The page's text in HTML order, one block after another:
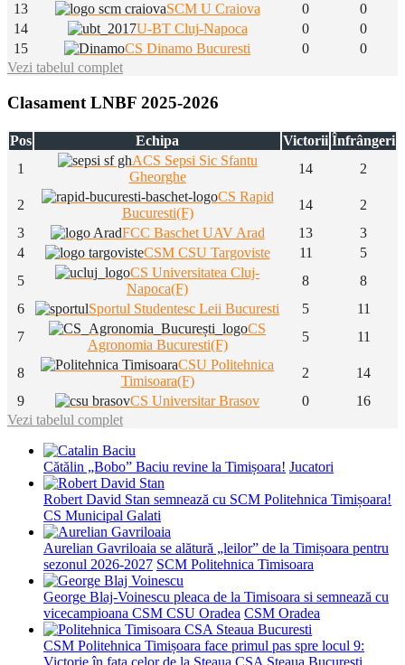
13
SCM U Craiova 0
0
14
U-BT Cluj-Napoca 0
0
15
CS Dinamo Bucuresti 0
0
Vezi tabelul complet
Clasament LNBF 2025-2026
Pos Echipa Victorii Înfrângeri
1
ACS Sepsi Sic Sfantu
Gheorghe
14 2
2
CS Rapid
Bucuresti(F)
14
2
3
FCC Baschet UAV Arad 13
3
4
CSM CSU Targoviste 11
5
5
CS Universitatea Cluj-
Napoca(F)
8
8
6
Sportul Studentesc Leii Bucuresti 5
11
7
CS
Agronomia Bucuresti(F)
5 11
8
CSU Politehnica
Timisoara(F)
2
14
9
CS Universitar Brasov 0
16
Vezi tabelul complet
Cătălin „Bobo” Baciu revine la Timișoara! Jucatori
Robert David Stan semnează cu SCM Politehnica Timișoara!
CS Municipal Galati
Aurelian Gavriloaia se alătură „leilor” de la Timișoara pentru
sezonul 2026-2027 SCM Politehnica Timisoara
George Blaj-Voinescu pleaca de la Timisoara si semnează cu
vicecampioana CSM CSU Oradea CSM Oradea
CSM Politehnica Timișoara face primul pas spre locul 9:
Victorie în fața celor de la Steaua CSA Steaua Bucuresti